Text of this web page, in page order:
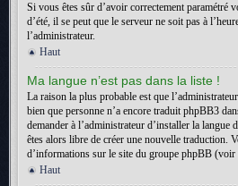
Si vous êtes sûr d’avoir correctement paramétré
d’été, il se peut que le serveur ne soit pas à
l’administrateur.
Haut
Ma langue n’est pas dans la liste !
La raison la plus probable est que
bien que personne n’a encore traduit phpBB3
demander à l’administrateur d’installer la langue
êtes alors libre de créer une nouvelle traduction.
d’informations sur le site du groupe phpBB (voir
Haut